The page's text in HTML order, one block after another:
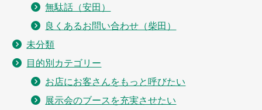
無駄話（安田）
良くあるお問い合わせ（柴田）
未分類
目的別カテゴリー
お店にお客さんをもっと呼びたい
展示会のブースを充実させたい